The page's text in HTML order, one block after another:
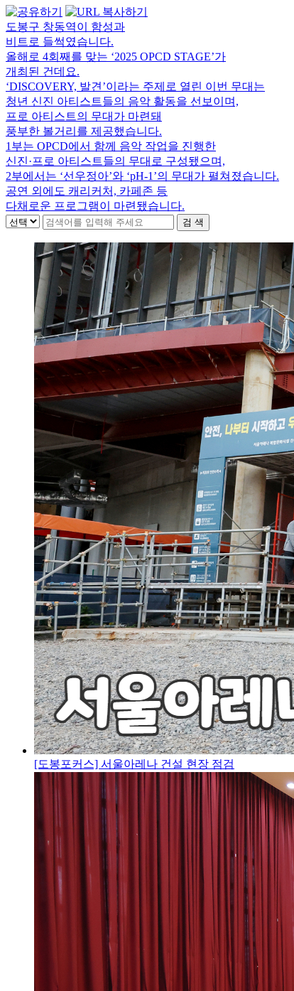
도봉구 창동역이 함성과
비트로 들썩였습니다.
올해로 4회째를 맞는 ‘2025 OPCD STAGE’가
개최된 건데요.
‘DISCOVERY, 발견’이라는 주제로 열린 이번 무대는
청년 신진 아티스트들의 음악 활동을 선보이며,
프로 아티스트의 무대가 마련돼
풍부한 볼거리를 제공했습니다.
1부는 OPCD에서 함께 음악 작업을 진행한
신진·프로 아티스트들의 무대로 구성됐으며,
2부에서는 ‘선우정아’와 ‘pH-1’의 무대가 펼쳐졌습니다.
공연 외에도 캐리커처, 카페존 등
다채로운 프로그램이 마련됐습니다.
[도봉포커스] 서울아레나 건설 현장 점검